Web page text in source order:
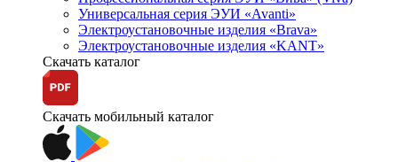
Универсальная серия ЭУИ «Avanti»
Электроустановочные изделия «Brava»
Электроустановочные изделия «KANT»
Скачать каталог
Скачать мобильный каталог